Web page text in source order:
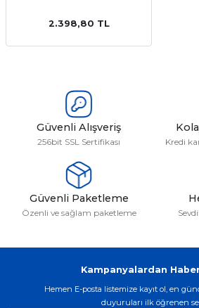
2.398,80 TL
Güvenli Alışveriş
256bit SSL Sertifikası Kredi
Güvenli Paketleme
Özenli ve sağlam paketleme
Kampanyalardan
Hemen E-posta listemize kayıt ol, en
duyuruları ilk öğrenen